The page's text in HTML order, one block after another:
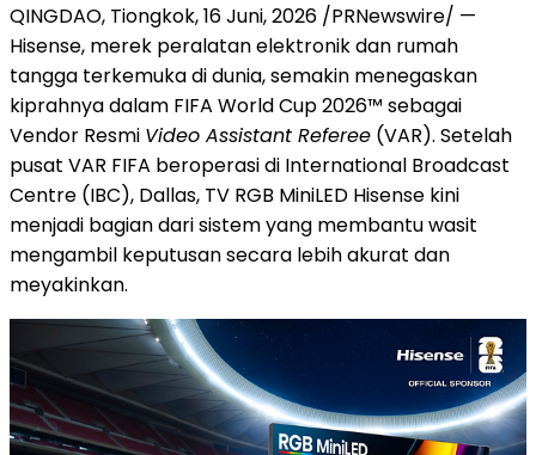
QINGDAO, Tiongkok,16 Juni, 2026 /PRNewswire/ —
Hisense, merek peralatan elektronik dan rumah
tangga terkemuka di dunia, semakin menegaskan
kiprahnya dalam FIFA World Cup 2026™ sebagai
Vendor Resmi Video Assistant Referee (VAR). Setelah
pusat VAR FIFA beroperasi di International Broadcast
Centre (IBC), Dallas, TV RGB MiniLED Hisense kini
menjadi bagian dari sistem yang membantu wasit
mengambil keputusan secara lebih akurat dan
meyakinkan.